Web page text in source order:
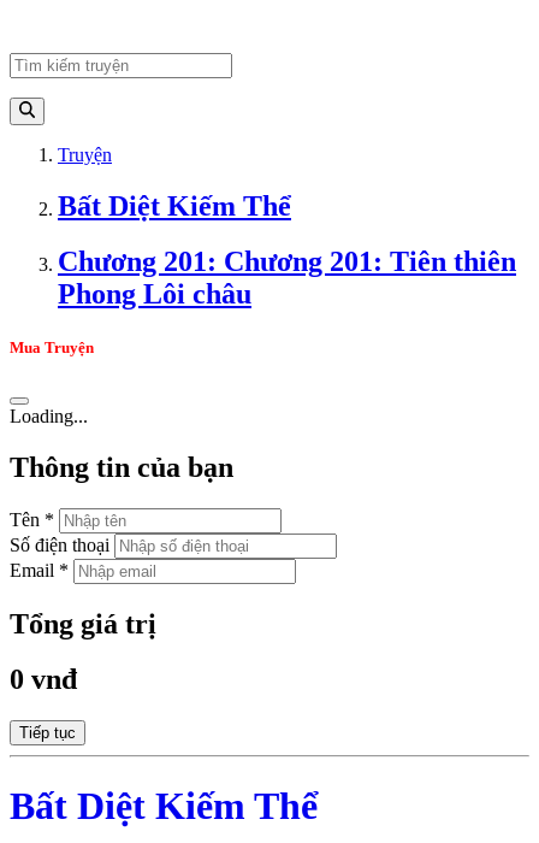
Truyện
Bất Diệt Kiếm Thể
Chương 201: Chương 201: Tiên thiên
Phong Lôi châu
Mua Truyện
Loading...
Thông tin của bạn
Tên *
Số điện thoại
Email *
Tổng giá trị
0 vnđ
Tiếp tục
Bất Diệt Kiếm Thể